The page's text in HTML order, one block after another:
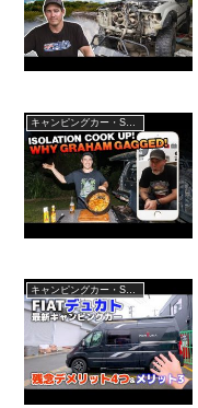
キャンピングカー・SUV人気車種